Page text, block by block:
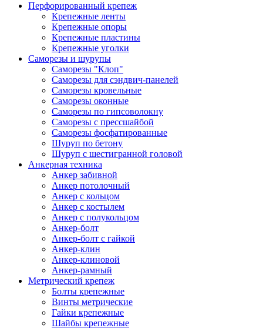
Перфорированный крепеж
Крепежные ленты
Крепежные опоры
Крепежные пластины
Крепежные уголки
Саморезы и шурупы
Саморезы "Клоп"
Саморезы для сэндвич-панелей
Саморезы кровельные
Саморезы оконные
Саморезы по гипсоволокну
Саморезы с прессшайбой
Саморезы фосфатированные
Шуруп по бетону
Шуруп с шестигранной головой
Анкерная техника
Анкер забивной
Анкер потолочный
Анкер с кольцом
Анкер с костылем
Анкер с полукольцом
Анкер-болт
Анкер-болт с гайкой
Анкер-клин
Анкер-клиновой
Анкер-рамный
Метрический крепеж
Болты крепежные
Винты метрические
Гайки крепежные
Шайбы крепежные